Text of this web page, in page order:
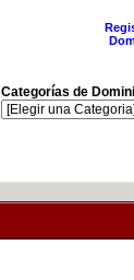
Categorías de